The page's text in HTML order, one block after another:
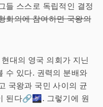
들 스스로 독립적인 결정
회의에 참여하면 국왕의
대의 영국 의회가 지닌
수 있다. 권력의 분배와
국왕과 국민 사이의 균
된다🔗🌌. 그렇기에 원